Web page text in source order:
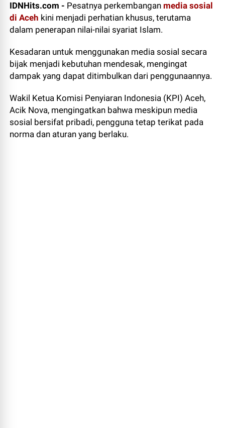
IDNHits.com - Pesatnya perkembangan media sosial
di Aceh kini menjadi perhatian khusus, terutama
dalam penerapan nilai-nilai syariat Islam.
Kesadaran untuk menggunakan media sosial secara
bijak menjadi kebutuhan mendesak, mengingat
dampak yang dapat ditimbulkan dari penggunaannya.
Wakil Ketua Komisi Penyiaran Indonesia (KPI) Aceh,
Acik Nova, mengingatkan bahwa meskipun media
sosial bersifat pribadi, pengguna tetap terikat pada
norma dan aturan yang berlaku.